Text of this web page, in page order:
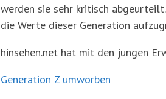
werden sie sehr kritisch
die Werte dieser Generation
hinsehen.net hat mit den jungen
Generation Z umworben